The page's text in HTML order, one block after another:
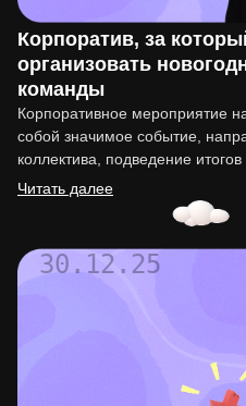
Корпоратив, за
организовать
команды
Корпоративное мероприятие
собой значимое событие,
коллектива, подведение
мотивации сотрудников.
Читать далее
30.12.25